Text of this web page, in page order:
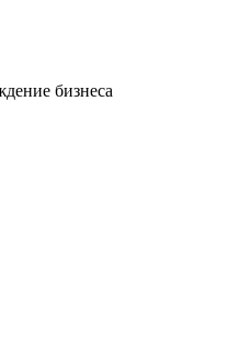
бизнеса